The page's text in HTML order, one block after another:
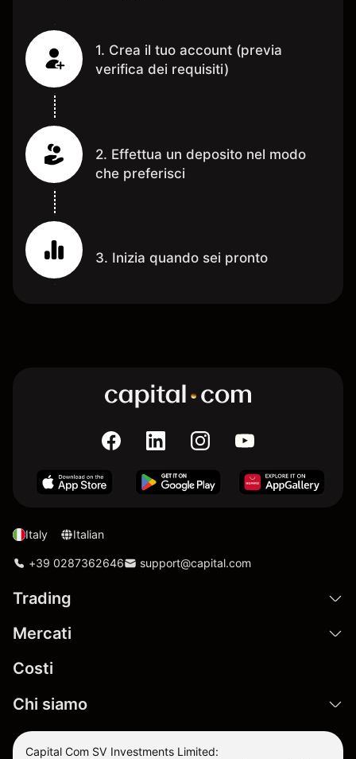
1. Crea il tuo account (previa
verifica dei requisiti)
2. Effettua un deposito nel modo
che preferisci
3. Inizia quando sei pronto
Italy Italian
+39 0287362646 support@capital.com
Trading
Mercati
Costi
Chi siamo
Capital Com SV Investments Limited: